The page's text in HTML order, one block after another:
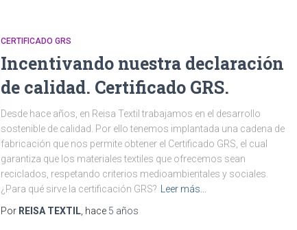
CERTIFICADO GRS
Incentivando nuestra declaración
de calidad. Certificado GRS.
Desde hace años, en Reisa Textil trabajamos en el desarrollo
sostenible de calidad. Por ello tenemos implantada una cadena de
fabricación que nos permite obtener el Certificado GRS, el cual
garantiza que los materiales textiles que ofrecemos sean
reciclados, respetando criterios medioambientales y sociales.
¿Para qué sirve la certificación GRS?
Leer más…
Por REISA TEXTIL , hace 5 años